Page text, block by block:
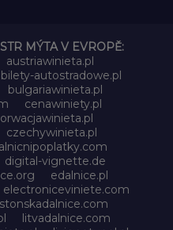
MÝTA V EVROPĚ:
austriawinieta.pl
bilety-autostradowe.pl
bulgariawinieta.pl
cenawiniety.pl
czechywinieta.pl
digital-vignette.de
edalnice.pl
electroniceviniete.com
litvadalnice.com